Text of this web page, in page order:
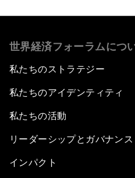
世界経済フォーラムにつ
私たちのストラテジー
私たちのアイデンティティ
私たちの活動
リーダーシップとガバナンス
インパクト